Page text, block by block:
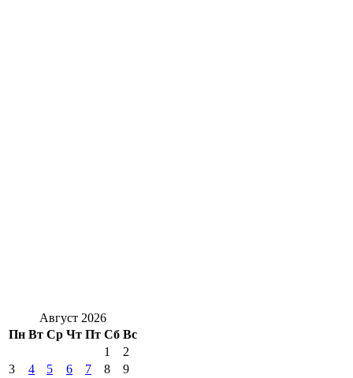
Август 2026
Пн Вт Ср Чт Пт Сб Вс
1
2
3
4 5 6 7 8
9